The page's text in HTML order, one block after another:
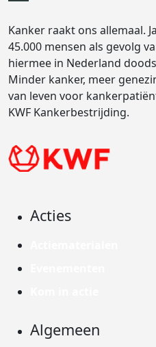
Kanker raakt ons allemaal.
45.000 mensen als gevolg
hiermee in Nederland
Minder kanker, meer
van leven voor
KWF Kankerbestrijding.
Acties
Algemeen